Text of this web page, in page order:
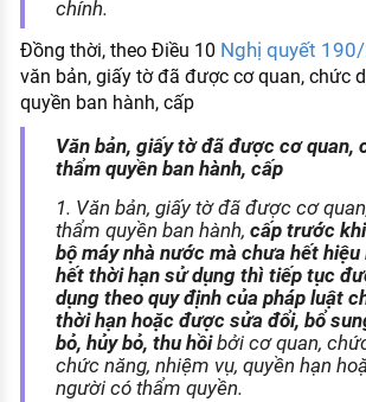
chính.
Đồng thời, theo Điều 10 Nghị quyết
văn bản, giấy tờ đã được cơ quan, chức
quyền ban hành, cấp
Văn bản, giấy tờ đã được cơ quan,
thẩm quyền ban hành, cấp
1. Văn bản, giấy tờ đã được cơ
thẩm quyền ban hành, cấp trước
bộ máy nhà nước mà chưa hết
hết thời hạn sử dụng thì tiếp tục
dụng theo quy định của pháp luật
thời hạn hoặc được sửa đổi, bổ
bỏ, hủy bỏ, thu hồibởi cơ quan,
chức năng, nhiệm vụ, quyền hạn
người có thẩm quyền.